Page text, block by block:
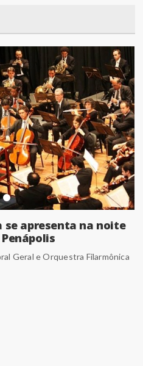
se apresenta na noite
Geral e Orquestra Filarmônica